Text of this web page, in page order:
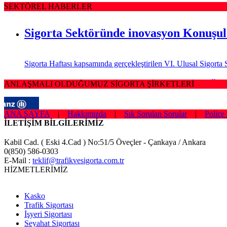
SEKTÖREL HABERLER
Sigorta Sektöründe inovasyon
Sigorta Haftası kapsamında gerçekleştirilen VI. Ulusal
Sağlığım Tamam Sigortası ile Effie
Hayata geçirdiği ilkleri ve yenilikçi çözümleriyle sigorta
Borçluyuz Ama Birikimi Seviyoruz
NN Hayat ve Emeklilik adına Nielsen tarafından ilki Temmuz
Bireysel emeklilik ve hayat sigortası şirketi AvivaSA, gençlerin
ANLAŞMALI OLDUĞUMUZ SİGORTA ŞİRKETLERİ
ANA SAYFA | Hakkımızda | Sık Sorulan Sorular| Poliçe
İLETİŞİM BİLGİLERİMİZ
Kabil Cad. ( Eski 4.Cad ) No:51/5 Öveçler - Çankaya / Ankara
0(850) 586-0303
E-Mail : teklif@trafikvesigorta.com.tr
HİZMETLERİMİZ
Kasko
Trafik Sigortası
İşyeri Sigortası
Seyahat Sigortası